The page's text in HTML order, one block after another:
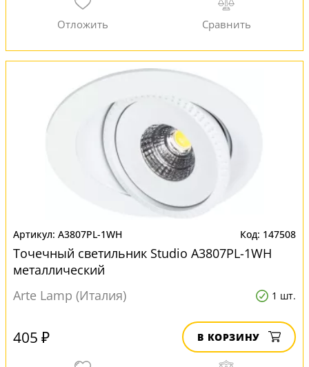
A3807PL-1WH 147508
Точечный светильник Studio A3807PL-1WH
металлический
Arte Lamp (Италия)
1 шт.
405 ₽ В КОРЗИНУ